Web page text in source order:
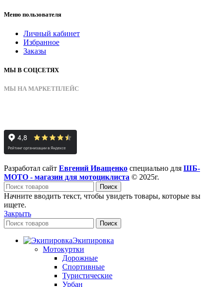
Меню пользователя
Личный кабинет
Избранное
Заказы
МЫ В СОЦСЕТЯХ
МЫ НА МАРКЕТПЛЕЙС
Разработал сайт Евгений Иващенко специально для ШБ-
МОТО - магазин для мотоциклиста © 2025г.
Поиск
Начните вводить текст, чтобы увидеть товары, которые вы
ищете.
Закрыть
Поиск
Экипировка
Мотокуртки
Дорожные
Спортивные
Туристические
Урбан